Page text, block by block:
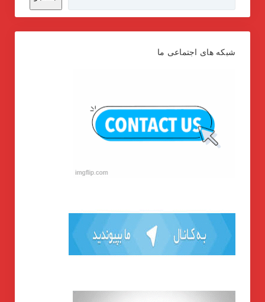
شبکه های اجتماعی ما